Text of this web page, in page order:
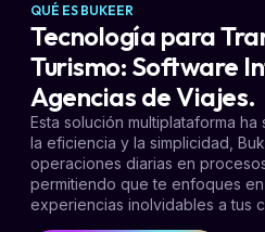
QUÉ ES BUKEER
Tecnología para
Turismo: Software
Agencias de Viajes.
Esta solución multiplataforma
la eficiencia y la simplicidad,
operaciones diarias en
permitiendo que te enfoques
experiencias inolvidables a tus